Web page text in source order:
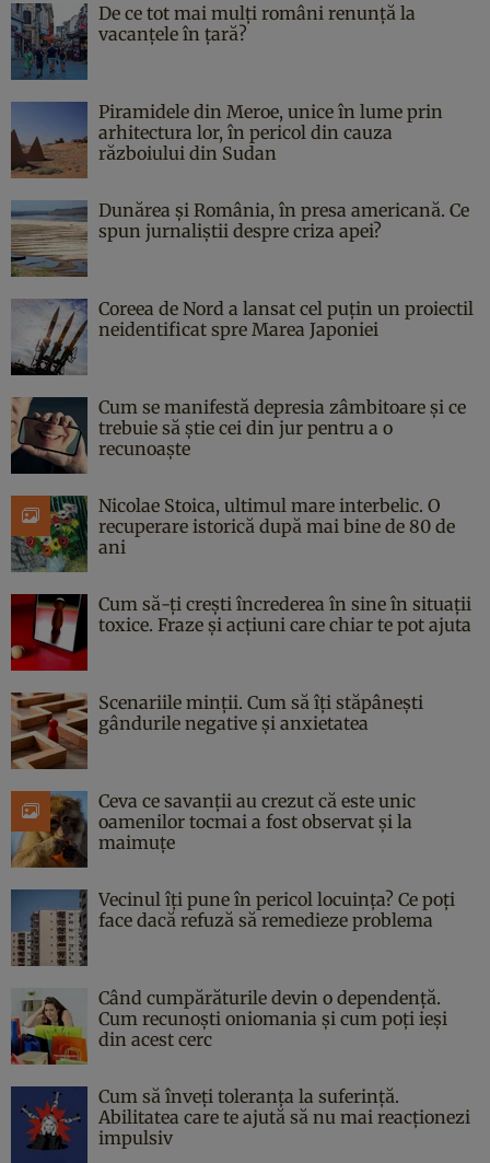
De ce tot mai mulți români renunță la
vacanțele în țară?
Piramidele din Meroe, unice în lume prin
arhitectura lor, în pericol din cauza
războiului din Sudan
Dunărea și România, în presa americană. Ce
spun jurnaliștii despre criza apei?
Coreea de Nord a lansat cel puțin un proiectil
neidentificat spre Marea Japoniei
Cum se manifestă depresia zâmbitoare și ce
trebuie să știe cei din jur pentru a o
recunoaște
Nicolae Stoica, ultimul mare interbelic. O
recuperare istorică după mai bine de 80 de
ani
Cum să-ți crești încrederea în sine în situații
toxice. Fraze și acțiuni care chiar te pot ajuta
Scenariile minții. Cum să îți stăpânești
gândurile negative și anxietatea
Ceva ce savanții au crezut că este unic
oamenilor tocmai a fost observat și la
maimuțe
Vecinul îți pune în pericol locuința? Ce poți
face dacă refuză să remedieze problema
Când cumpărăturile devin o dependență.
Cum recunoști oniomania și cum poți ieși
din acest cerc
Cum să înveți toleranța la suferință.
Abilitatea care te ajută să nu mai reacționezi
impulsiv